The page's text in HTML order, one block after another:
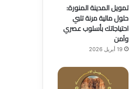
b
e
ا
م
تمويل المدينة المنورة:
حلول مالية مرنة تلبي
احتياجاتك بأسلوب عصري
وآمن
19 أبريل 2026